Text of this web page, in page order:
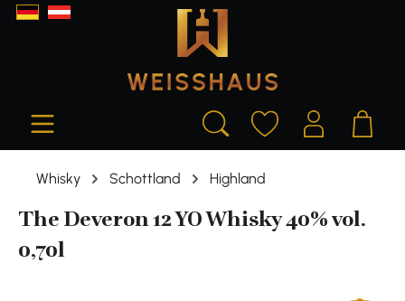
springen
Whisky Schottland Highland
The Deveron 12 YO Whisky 40% vol.
0,70l